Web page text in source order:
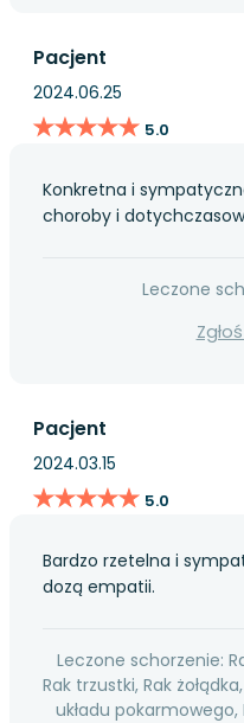
Pacjent
2024.06.25
★★★★★
★★★★★ 5.0
Konkretna i
choroby i
Leczone
Pacjent
2024.03.15
★★★★★
★★★★★ 5.0
Bardzo rzetelna i
dozą empatii.
Leczone schorzenie:
Rak trzustki, Rak
układu pokarmowego,